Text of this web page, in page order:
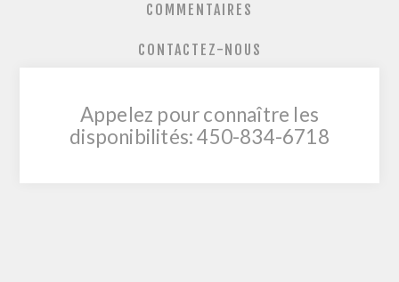
COMMENTAIRES
CONTACTEZ-NOUS
Appelez pour connaître les
disponibilités: 450-834-6718